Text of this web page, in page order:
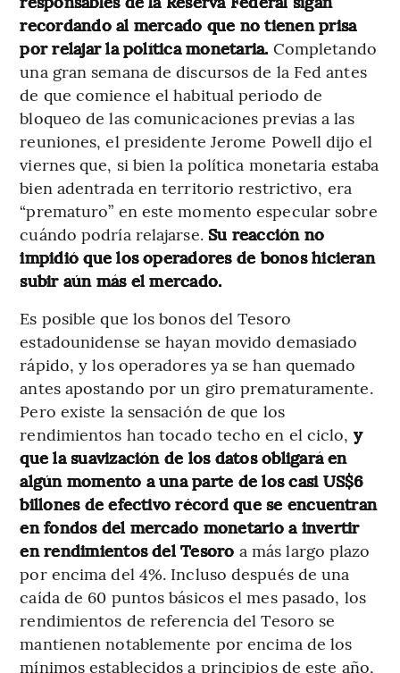
recordando al mercado que no tienen prisa
por relajar la política monetaria. Completando
una gran semana de discursos de la Fed antes
de que comience el habitual periodo de
bloqueo de las comunicaciones previas a las
reuniones, el presidente Jerome Powell dijo el
viernes que, si bien la política monetaria estaba
bien adentrada en territorio restrictivo, era
“prematuro” en este momento especular sobre
cuándo podría relajarse. Su reacción no
impidió que los operadores de bonos hicieran
subir aún más el mercado.
Es posible que los bonos del Tesoro
estadounidense se hayan movido demasiado
rápido, y los operadores ya se han quemado
antes apostando por un giro prematuramente.
Pero existe la sensación de que los
rendimientos han tocado techo en el ciclo, y
que la suavización de los datos obligará en
algún momento a una parte de los casi US$6
billones de efectivo récord que se encuentran
en fondos del mercado monetario a invertir
en rendimientos del Tesoro a más largo plazo
por encima del 4%. Incluso después de una
caída de 60 puntos básicos el mes pasado, los
rendimientos de referencia del Tesoro se
mantienen notablemente por encima de los
mínimos establecidos a principios de este año,